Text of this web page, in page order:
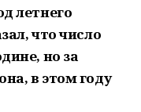
летнего
что число
но за
в этом году